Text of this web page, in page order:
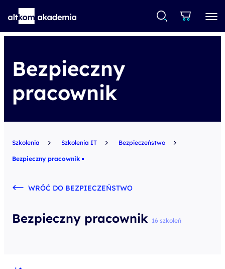
Bezpieczny
pracownik
Szkolenia Szkolenia IT Bezpieczeństwo
Bezpieczny pracownik
WRÓĆ DO BEZPIECZEŃSTWO
Bezpieczny pracownik 16 szkoleń